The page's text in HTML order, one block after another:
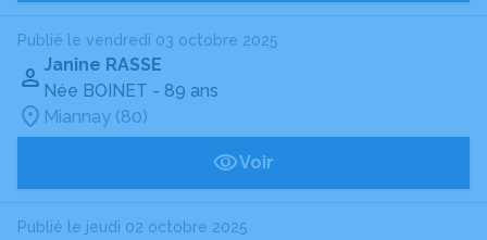
Publié le vendredi 03 octobre 2025
Janine RASSE
Née BOINET - 89 ans
Miannay (80)
Voir
Publié le jeudi 02 octobre 2025